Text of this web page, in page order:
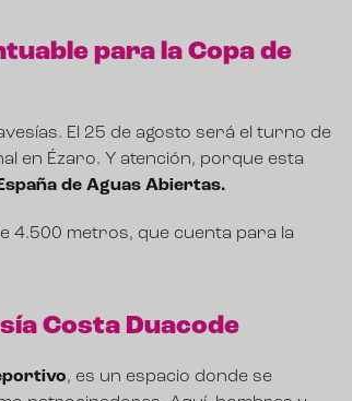
para la Copa de
El 25 de agosto será el turno de
en Ézaro. Y atención, porque esta
de Aguas Abiertas.
4.500 metros, que cuenta para la
Costa Duacode
, es un espacio donde se